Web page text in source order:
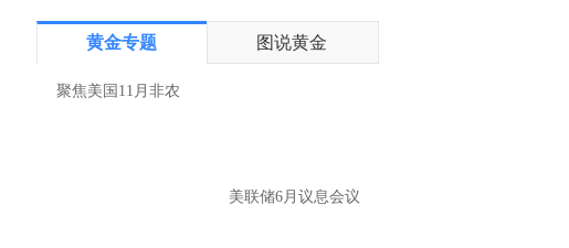
匿名网友-中金在线手机网：老师好，4345可
以多吗？
让大家第一时间获取最新策略和实时指
匿名网友-中金在线手机网：
黄金多，看到什
黄金专题 图说黄金
聚焦美国11月非农
美联储6月议息会议